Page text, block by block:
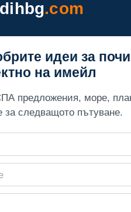
.com
идеи за
на имейл
предложения, море,
за следващото пътуване.